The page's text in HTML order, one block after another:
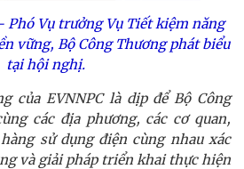
Phó Vụ trưởng Vụ Tiết kiệm năng
vững, Bộ Công Thương phát biểu
tại hội nghị.
của EVNNPC là dịp để Bộ Công
các địa phương, các cơ quan,
sử dụng điện cùng nhau xác
và giải pháp triển khai thực hiện